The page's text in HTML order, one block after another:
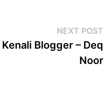
NEXT POST
Kenali Blogger – Deq
Noor